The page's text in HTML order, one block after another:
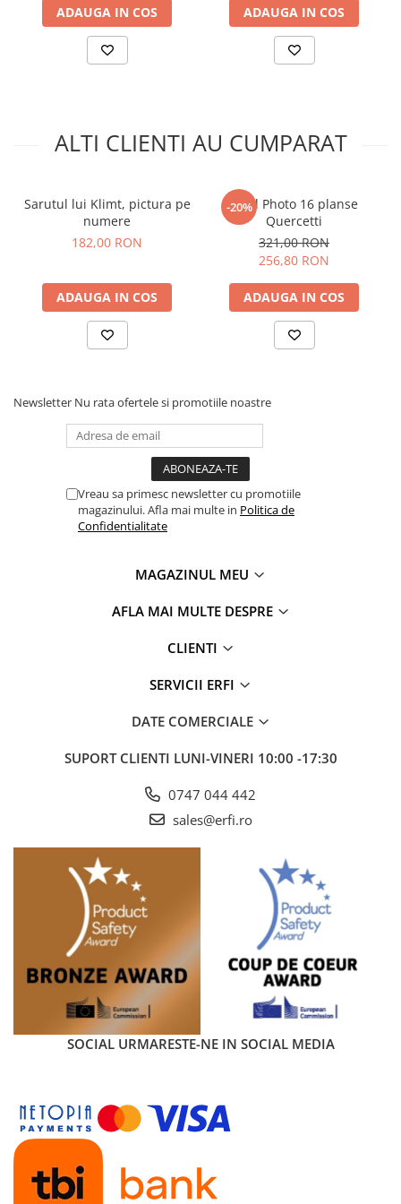
ADAUGA IN COS ADAUGA IN COS
ALTI CLIENTI AU CUMPARAT
Sarutul lui Klimt, pictura pe
numere
182,00 RON
ADAUGA IN COS
-20%
Pixel Photo 16 planse
Quercetti
321,00 RON
256,80 RON
ADAUGA IN COS
Newsletter Nu rata ofertele si promotiile noastre
Vreau sa primesc newsletter cu promotiile
magazinului. Afla mai multe in Politica de
Confidentialitate
MAGAZINUL MEU
AFLA MAI MULTE DESPRE
CLIENTI
SERVICII ERFI
DATE COMERCIALE
SUPORT CLIENTI LUNI-VINERI 10:00 -17:30
0747 044 442
sales@erfi.ro
SOCIAL URMARESTE-NE IN SOCIAL MEDIA